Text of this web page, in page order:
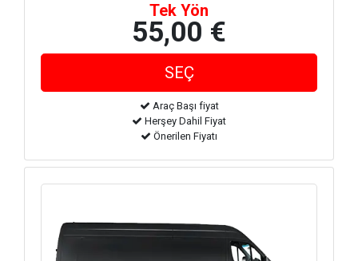
Tek Yön
55,00 €
Araç Başı fiyat
Herşey Dahil Fiyat
Önerilen Fiyatı